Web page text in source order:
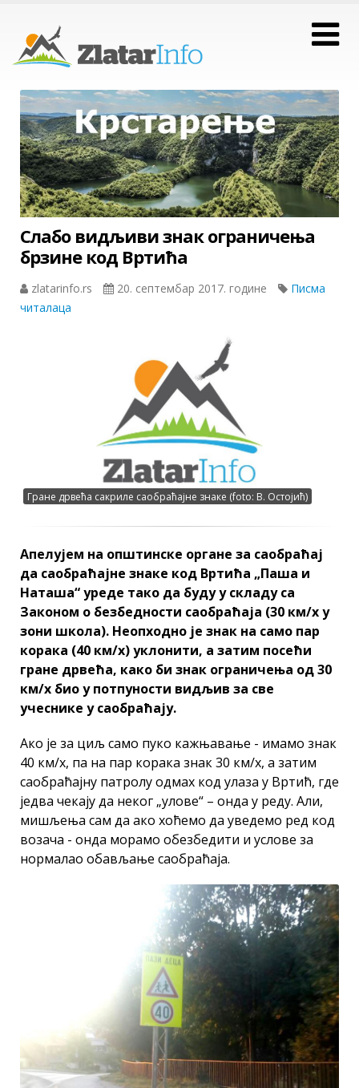
Слабо видљиви знак ограничења
брзине код Вртића
zlatarinfo.rs 20. септембар 2017. године
Писма
читалаца
Гране дрвећа сакриле саобраћајне знаке (foto: В. Остојић)
Апелујем на општинске органе за саобраћај
да саобраћајне знаке код Вртића „Паша и
Наташа“ уреде тако да буду у складу са
Законом о безбедности саобраћаја (30 км/х у
зони школа). Неопходно је знак на само пар
корака (40 км/х) уклонити, а затим посећи
гране дрвећа, како би знак ограничења од 30
км/х био у потпуности видљив за све
учеснике у саобраћају.
Ако је за циљ само пуко кажњавање - имамо знак
40 км/х, па на пар корака знак 30 км/х, а затим
саобраћајну патролу одмах код улаза у Вртић, где
једва чекају да неког „улове“ – онда у реду. Али,
мишљења сам да ако хоћемо да уведемо ред код
возача - онда морамо обезбедити и услове за
нормалао обављање саобраћаја.